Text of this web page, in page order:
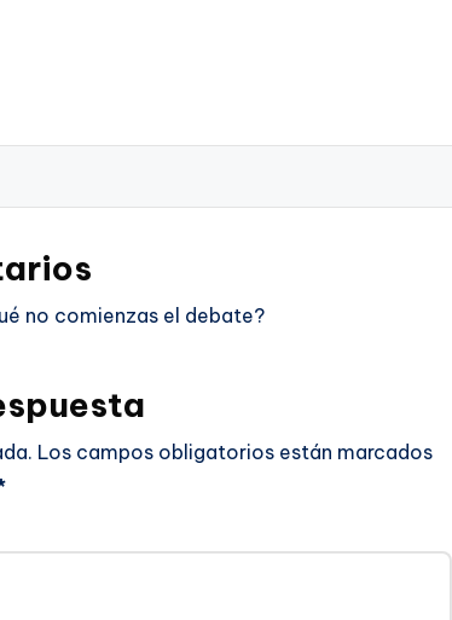
no comienzas el debate?
Los campos obligatorios están marcados